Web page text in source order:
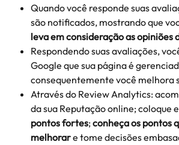
Quando você responde suas
são notificados, mostrando que
leva em consideração as opiniões
Respondendo suas avaliações,
Google que sua página é
consequentemente você melhora
Através do Review Analytics:
da sua Reputação online; coloque
pontos fortes; conheça os pontos
melhorar e tome decisões